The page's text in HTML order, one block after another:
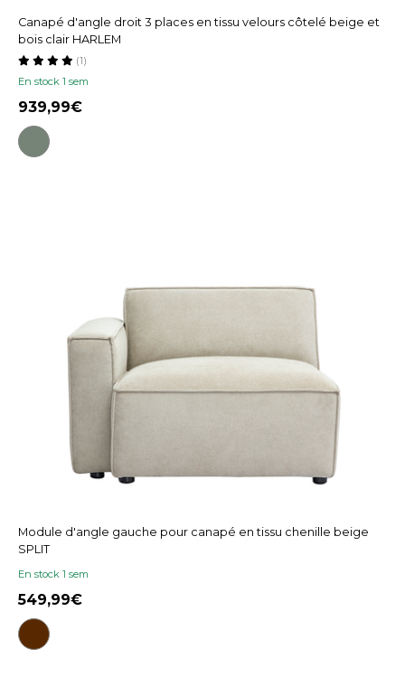
Canapé d'angle droit 3 places en tissu velours côtelé beige et
bois clair HARLEM
En stock 1 sem
(1)
939,99
Module d'angle gauche pour canapé en tissu chenille beige
SPLIT
En stock 1 sem
549,99